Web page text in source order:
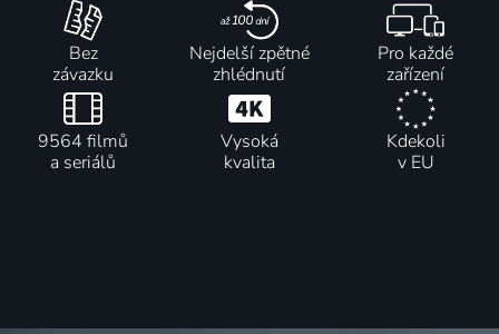
Bez
závazku
Nejdelší zpětné
zhlédnutí
Pro každé
zařízení
9564 filmů
a seriálů
Vysoká
kvalita
Kdekoli
v EU